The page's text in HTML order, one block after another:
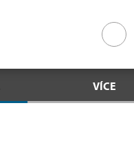
VÍCE